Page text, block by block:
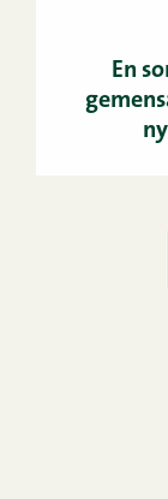
En